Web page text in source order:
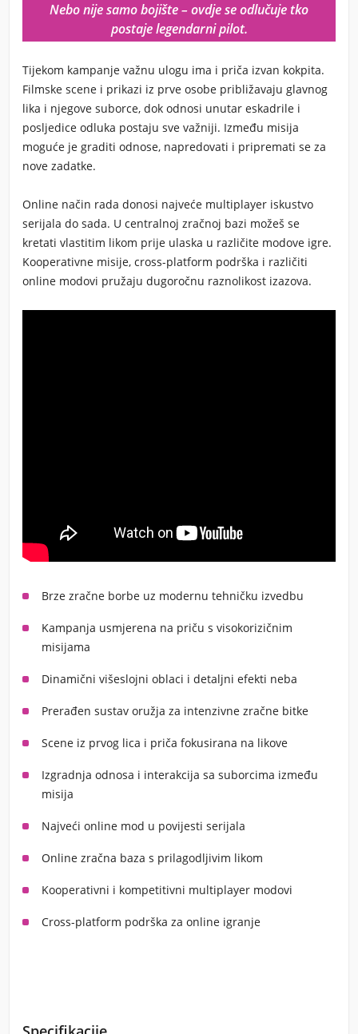
Nebo nije samo bojište – ovdje se odlučuje tko
postaje legendarni pilot.
Tijekom kampanje važnu ulogu ima i priča izvan kokpita.
Filmske scene i prikazi iz prve osobe približavaju glavnog
lika i njegove suborce, dok odnosi unutar eskadrile i
posljedice odluka postaju sve važniji. Između misija
moguće je graditi odnose, napredovati i pripremati se za
nove zadatke.
Online način rada donosi najveće multiplayer iskustvo
serijala do sada. U centralnoj zračnoj bazi možeš se
kretati vlastitim likom prije ulaska u različite modove igre.
Kooperativne misije, cross-platform podrška i različiti
online modovi pružaju dugoročnu raznolikost izazova.
Brze zračne borbe uz modernu tehničku izvedbu
Kampanja usmjerena na priču s visokorizičnim
misijama
Dinamični višeslojni oblaci i detaljni efekti neba
Prerađen sustav oružja za intenzivne zračne bitke
Scene iz prvog lica i priča fokusirana na likove
Izgradnja odnosa i interakcija sa suborcima između
misija
Najveći online mod u povijesti serijala
Online zračna baza s prilagodljivim likom
Kooperativni i kompetitivni multiplayer modovi
Cross-platform podrška za online igranje